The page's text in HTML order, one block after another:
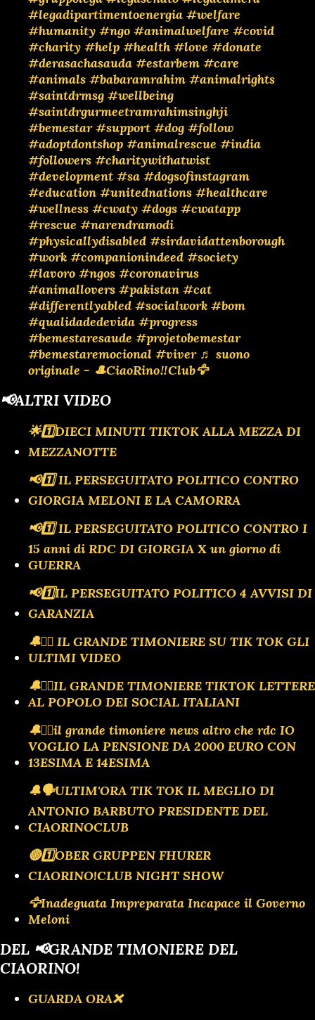
#legadipartimentoenergia #welfare
#humanity #ngo #animalwelfare #covid
#charity #help #health #love #donate
#derasachasauda #estarbem #care
#animals #babaramrahim #animalrights
#saintdrmsg #wellbeing
#saintdrgurmeetramrahimsinghji
#bemestar #support #dog #follow
#adoptdontshop #animalrescue #india
#followers #charitywithatwist
#development #sa #dogsofinstagram
#education #unitednations #healthcare
#wellness #cwaty #dogs #cwatapp
#rescue #narendramodi
#physicallydisabled #sirdavidattenborough
#work #companionindeed #society
#lavoro #ngos #coronavirus
#animallovers #pakistan #cat
#differentlyabled #socialwork #bom
#qualidadedevida #progress
#bemestaresaude #projetobemestar
#bemestaremocional #viver ♬ suono
originale - 🎩CiaoRino‼️Club🦅
📢ALTRI VIDEO
🌟1️⃣DIECI MINUTI TIKTOK ALLA MEZZA DI
MEZZANOTTE
📢1️⃣ IL PERSEGUITATO POLITICO CONTRO
GIORGIA MELONI E LA CAMORRA
📢1️⃣ IL PERSEGUITATO POLITICO CONTRO I
15 anni di RDC DI GIORGIA X un giorno di
GUERRA
📢1️⃣IL PERSEGUITATO POLITICO 4 AVVISI DI
GARANZIA
🔔🏴‍☠️ IL GRANDE TIMONIERE SU TIK TOK GLI
ULTIMI VIDEO
🔔🏴‍☠️IL GRANDE TIMONIERE TIKTOK LETTERE
AL POPOLO DEI SOCIAL ITALIANI
🔔🏴‍☠️il grande timoniere news altro che rdc IO
VOGLIO LA PENSIONE DA 2000 EURO CON
13ESIMA E 14ESIMA
🔔🗣️ULTIM'ORA TIK TOK IL MEGLIO DI
ANTONIO BARBUTO PRESIDENTE DEL
CIAORINOCLUB
🔴1️⃣OBER GRUPPEN FHURER
CIAORINO!CLUB NIGHT SHOW
🦅Inadeguata Impreparata Incapace il Governo
Meloni
DEL 📢GRANDE TIMONIERE DEL
CIAORINO!
GUARDA ORA❌️